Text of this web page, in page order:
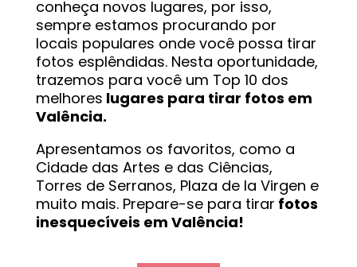
conheça novos lugares, por isso,
sempre estamos procurando por
locais populares onde você possa tirar
fotos esplêndidas. Nesta oportunidade,
trazemos para você um Top 10 dos
melhores lugares para tirar fotos em
Valência.
Apresentamos os favoritos, como a
Cidade das Artes e das Ciências,
Torres de Serranos, Plaza de la Virgen e
muito mais. Prepare-se para tirar fotos
inesquecíveis em Valência!